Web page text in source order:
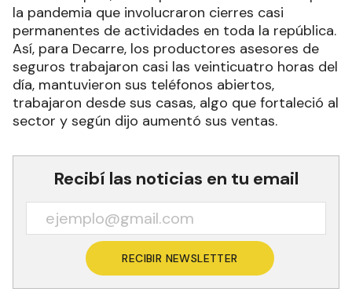
la pandemia que involucraron cierres casi
permanentes de actividades en toda la república.
Así, para Decarre, los productores asesores de
seguros trabajaron casi las veinticuatro horas del
día, mantuvieron sus teléfonos abiertos,
trabajaron desde sus casas, algo que fortaleció al
sector y según dijo aumentó sus ventas.
Recibí las noticias en tu email
RECIBIR NEWSLETTER